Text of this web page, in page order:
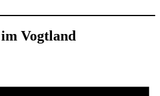
Vogtland